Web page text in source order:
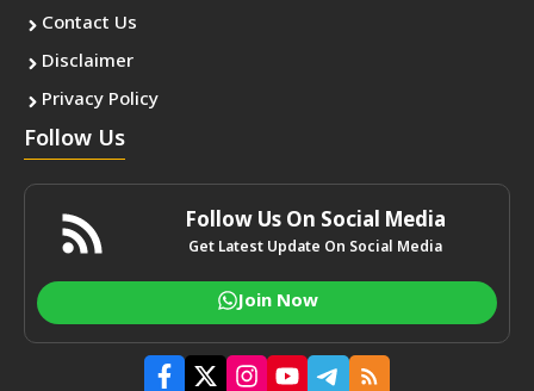
Contact Us
Disclaimer
Privacy Policy
Follow Us
Follow Us On Social Media
Get Latest Update On Social Media
Join Now